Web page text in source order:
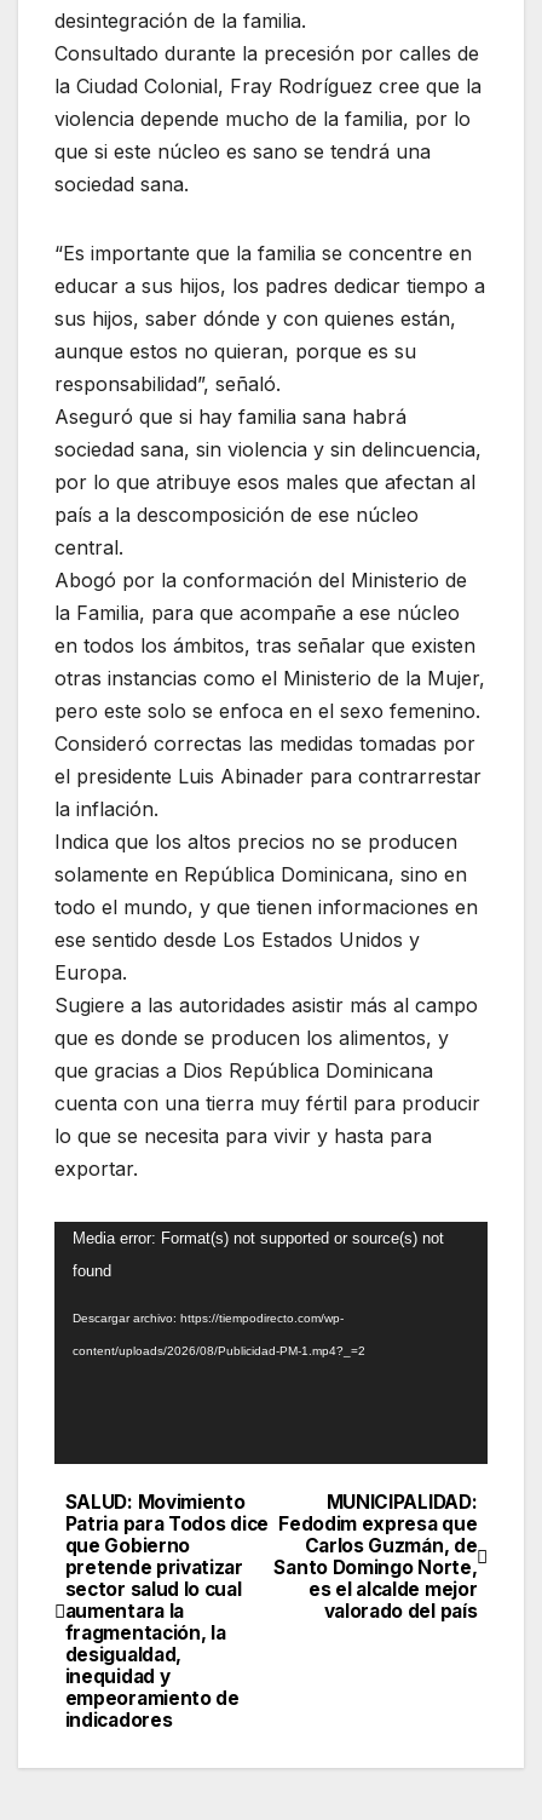
desintegración de la familia.
Consultado durante la precesión por calles de
la Ciudad Colonial, Fray Rodríguez cree que la
violencia depende mucho de la familia, por lo
que si este núcleo es sano se tendrá una
sociedad sana.
“Es importante que la familia se concentre en
educar a sus hijos, los padres dedicar tiempo a
sus hijos, saber dónde y con quienes están,
aunque estos no quieran, porque es su
responsabilidad”, señaló.
Aseguró que si hay familia sana habrá
sociedad sana, sin violencia y sin delincuencia,
por lo que atribuye esos males que afectan al
país a la descomposición de ese núcleo
central.
Abogó por la conformación del Ministerio de
la Familia, para que acompañe a ese núcleo
en todos los ámbitos, tras señalar que existen
otras instancias como el Ministerio de la Mujer,
pero este solo se enfoca en el sexo femenino.
Consideró correctas las medidas tomadas por
el presidente Luis Abinader para contrarrestar
la inflación.
Indica que los altos precios no se producen
solamente en República Dominicana, sino en
todo el mundo, y que tienen informaciones en
ese sentido desde Los Estados Unidos y
Europa.
Sugiere a las autoridades asistir más al campo
que es donde se producen los alimentos, y
que gracias a Dios República Dominicana
cuenta con una tierra muy fértil para producir
lo que se necesita para vivir y hasta para
exportar.
Reproductor
de
Media error: Format(s) not supported or source(s) not
found
Descargar archivo: https://tiempodirecto.com/wp-
content/uploads/2026/08/Publicidad-PM-1.mp4?_=2
Navegación
de
entradas
MUNICIPALIDAD:
Fedodim expresa que
Carlos Guzmán, de
Santo Domingo Norte,
es el alcalde mejor
valorado del país
SALUD: Movimiento
Patria para Todos dice
que Gobierno
pretende privatizar
sector salud lo cual
aumentara la
fragmentación, la
desigualdad,
inequidad y
empeoramiento de
indicadores